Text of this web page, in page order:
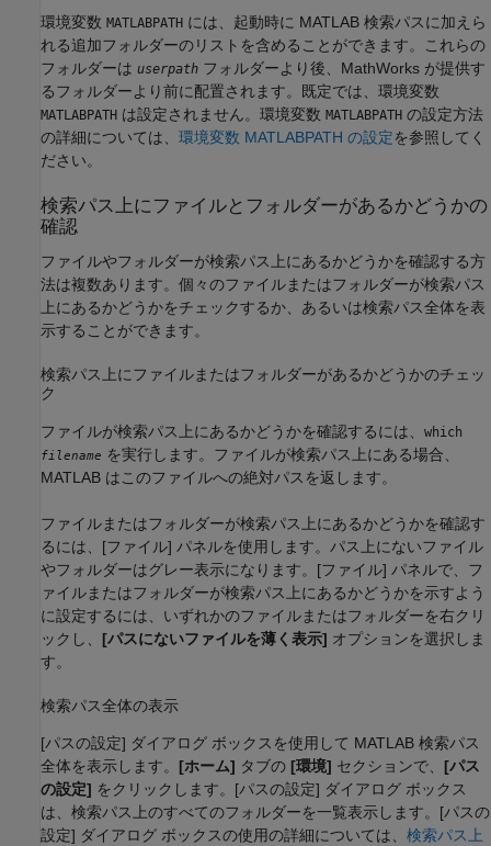
環境変数 MATLABPATH には、起動時に MATLAB 検索パスに加えら
れる追加フォルダーのリストを含めることができます。これらの
フォルダーは userpath フォルダーより後、MathWorks が提供す
るフォルダーより前に配置されます。既定では、環境変数
MATLABPATH は設定されません。環境変数 MATLABPATH の設定方法
の詳細については、 環境変数 MATLABPATH の設定を参照してく
ださい。
検索パス上にファイルとフォルダーがあるかどうかの
確認
ファイルやフォルダーが検索パス上にあるかどうかを確認する方
法は複数あります。個々のファイルまたはフォルダーが検索パス
上にあるかどうかをチェックするか、あるいは検索パス全体を表
示することができます。
検索パス上にファイルまたはフォルダーがあるかどうかのチェッ
ク
ファイルが検索パス上にあるかどうかを確認するには、 which
filename を実行します。ファイルが検索パス上にある場合、
MATLAB はこのファイルへの絶対パスを返します。
ファイルまたはフォルダーが検索パス上にあるかどうかを確認す
るには、[ファイル] パネルを使用します。パス上にないファイル
やフォルダーはグレー表示になります。[ファイル] パネルで、フ
ァイルまたはフォルダーが検索パス上にあるかどうかを示すよう
に設定するには、いずれかのファイルまたはフォルダーを右クリ
ックし、 [パスにないファイルを薄く表示] オプションを選択しま
す。
検索パス全体の表示
[パスの設定] ダイアログ ボックスを使用して MATLAB 検索パス
全体を表示します。 [ホーム] タブの [環境] セクションで、 [パス
の設定] をクリックします。[パスの設定] ダイアログ ボックス
は、検索パス上のすべてのフォルダーを一覧表示します。[パスの
設定] ダイアログ ボックスの使用の詳細については、 検索パス上